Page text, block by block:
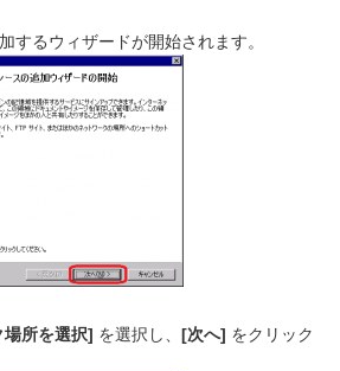
するウィザードが開始されます。
所を選択] を選択し、 [次へ] をクリック